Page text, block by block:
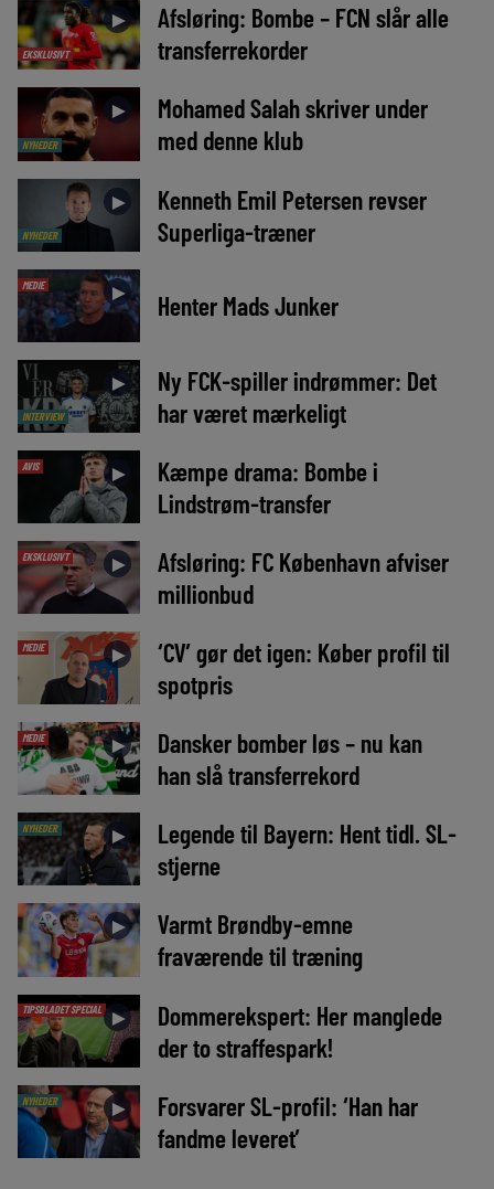
EKSKLUSIVT
►
Afsløring: Bombe – FCN slår alle
transferrekorder
NYHEDER
►
Mohamed Salah skriver under
med denne klub
NYHEDER
►
Kenneth Emil Petersen revser
Superliga-træner
MEDIE ► Henter Mads Junker
INTERVIEW
►
Ny FCK-spiller indrømmer: Det
har været mærkeligt
AVIS ►
Kæmpe drama: Bombe i
Lindstrøm-transfer
EKSKLUSIVT ►
Afsløring: FC København afviser
millionbud
MEDIE ►
‘CV’ gør det igen: Køber profil til
spotpris
MEDIE ►
Dansker bomber løs – nu kan
han slå transferrekord
NYHEDER ►
Legende til Bayern: Hent tidl. SL-
stjerne
►
Varmt Brøndby-emne
fraværende til træning
TIPSBLADET SPECIAL ►
Dommerekspert: Her manglede
der to straffespark!
NYHEDER ►
Forsvarer SL-profil: ‘Han har
fandme leveret’